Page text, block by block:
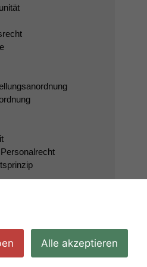
Alle akzeptieren